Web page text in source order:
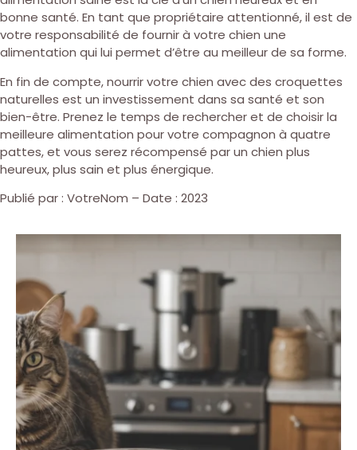
bonne santé. En tant que propriétaire attentionné, il est de
votre responsabilité de fournir à votre chien une
alimentation qui lui permet d’être au meilleur de sa forme.
En fin de compte, nourrir votre chien avec des croquettes
naturelles est un investissement dans sa santé et son
bien-être. Prenez le temps de rechercher et de choisir la
meilleure alimentation pour votre compagnon à quatre
pattes, et vous serez récompensé par un chien plus
heureux, plus sain et plus énergique.
Publié par : VotreNom – Date : 2023